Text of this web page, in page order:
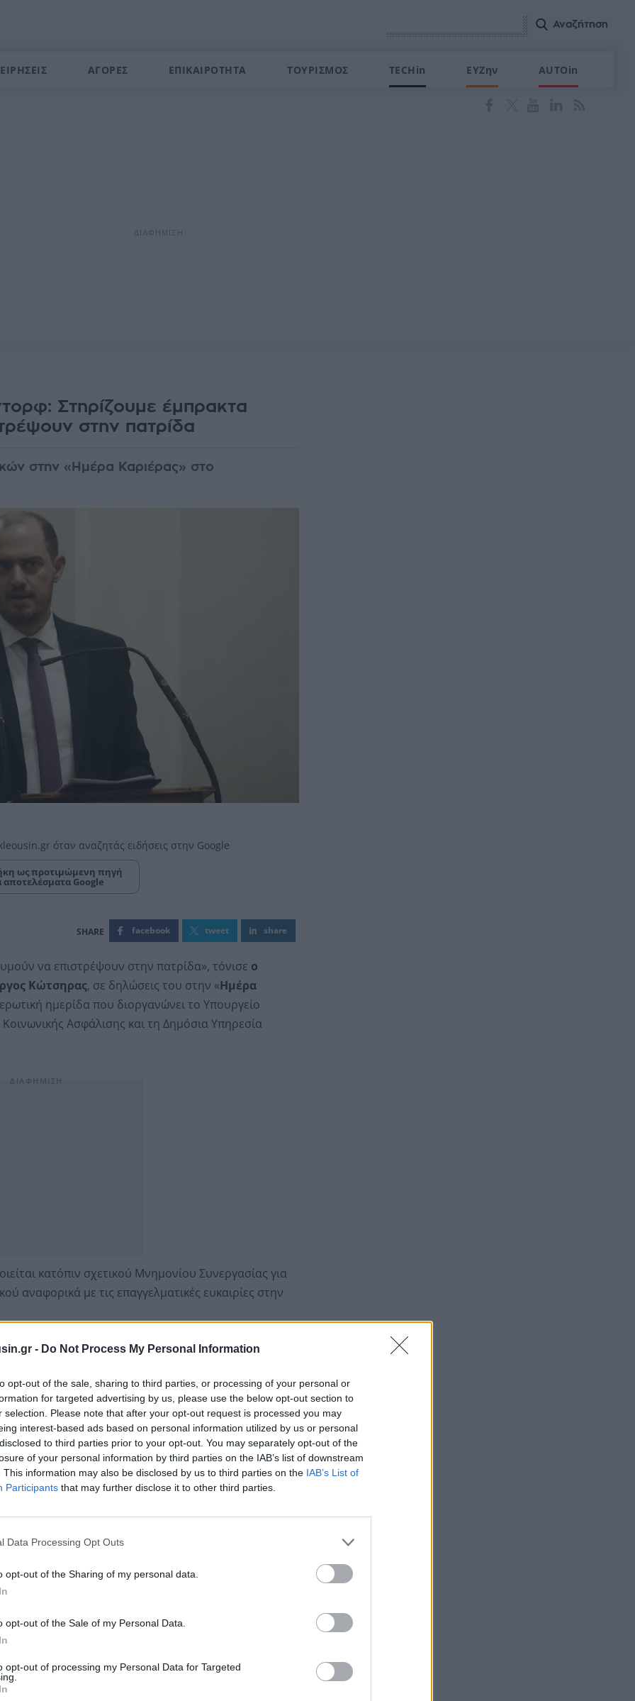
- Do Not Process My Personal Information
opt-out of the sale, sharing to third parties, or processing of your personal or
for targeted advertising by us, please use the below opt-out section to
selection. Please note that after your opt-out request is processed you may
interest-based ads based on personal information utilized by us or personal
to third parties prior to your opt-out. You may separately opt-out of the
of your personal information by third parties on the IAB’s list of downstream
This information may also be disclosed by us to third parties on the IAB’s List of
Participants that may further disclose it to other third parties.
Data Processing Opt Outs
opt-out of the Sharing of my personal data.
opt-out of the Sale of my Personal Data.
opt-out of processing my Personal Data for Targeted
ΑΓΟΡΕΣ ΕΠΙΚΑΙΡΟΤΗΤΑ ΤΟΥΡΙΣΜΟΣ TECHin ΕΥΖην AUTOin
Στηρίζουμε έμπρακτα
στην πατρίδα
στην «Ημέρα Καριέρας» στο
όταν αναζητάς ειδήσεις στην Google
ως προτιμώμενη πηγή
αποτελέσματα Google
facebook tweet share
να επιστρέψουν στην πατρίδα», τόνισε ο
Κώτσηρας, σε δηλώσεις του στην «Ημέρα
ημερίδα που διοργανώνει το Υπουργείο
Ασφάλισης και τη Δημόσια Υπηρεσία
κατόπιν σχετικού Μνημονίου Συνεργασίας για
αναφορικά με τις επαγγελματικές ευκαιρίες στην
της Διασποράς να αξιοποιήσουν τις ευκαιρίες που
Πολλοί από αυτούς είναι νέοι που έφυγαν από
έλλειψης προοπτικής. Σήμερα η Ελλάδα είναι
πίσω τους», σημείωσε ο υφυπουργός Εξωτερικών
εκτίμησε πως υπάρχουν τάσεις αναστροφής στο